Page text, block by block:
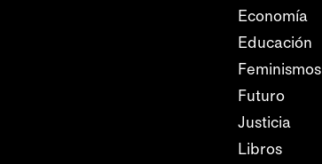
Economía
Educación
Feminismos
Futuro
Justicia
Libros